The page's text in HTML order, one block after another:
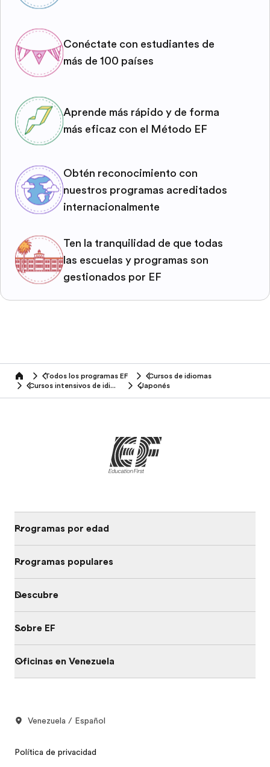
Conéctate con estudiantes de
más de 100 países
Aprende más rápido y de forma
más eficaz con el Método EF
Obtén reconocimiento con
nuestros programas acreditados
internacionalmente
Ten la tranquilidad de que todas
las escuelas y programas son
gestionados por EF
home Todos los programas EF
Cursos de idiomas
Cursos intensivos de idiomas
Japonés
Programas por edad
Programas populares
Descubre
Sobre EF
Oficinas en Venezuela
Venezuela / Español
Política de privacidad